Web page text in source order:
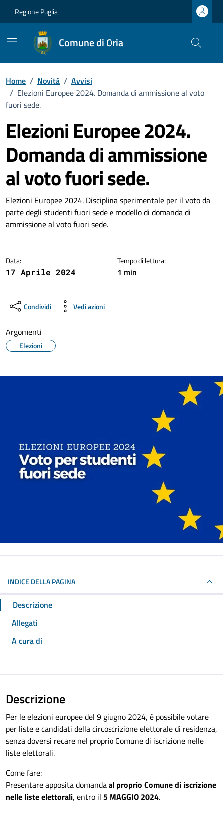
Regione Puglia
Comune di Oria
Home / Novità / Avvisi
/ Elezioni Europee 2024. Domanda di ammissione al voto
fuori sede.
Elezioni Europee 2024.
Domanda di ammissione
al voto fuori sede.
Dettagli della notizia
Elezioni Europee 2024. Disciplina sperimentale per il voto da
parte degli studenti fuori sede e modello di domanda di
ammissione al voto fuori sede.
Data:
17 Aprile 2024
Tempo di lettura:
1 min
Condividi Vedi azioni
Argomenti
Elezioni
INDICE DELLA PAGINA
Descrizione
Allegati
A cura di
Descrizione
Per le elezioni europee del 9 giugno 2024, è possibile votare
per liste e candidati della circoscrizione elettorale di residenza,
senza doversi recare nel proprio Comune di iscrizione nelle
liste elettorali.
Come fare:
Presentare apposita domandaal proprio Comune di iscrizione
nelle liste elettorali, entro il 5 MAGGIO 2024.